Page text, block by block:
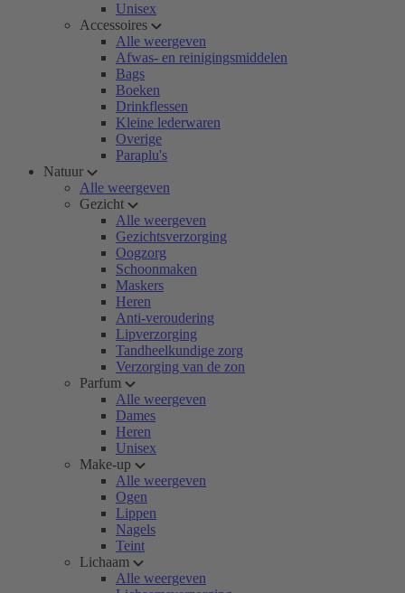
Unisex
Accessoires
Alle weergeven
Afwas- en reinigingsmiddelen
Bags
Boeken
Drinkflessen
Kleine lederwaren
Overige
Paraplu's
Natuur
Alle weergeven
Gezicht
Alle weergeven
Gezichtsverzorging
Oogzorg
Schoonmaken
Maskers
Heren
Anti-veroudering
Lipverzorging
Tandheelkundige zorg
Verzorging van de zon
Parfum
Alle weergeven
Dames
Heren
Unisex
Make-up
Alle weergeven
Ogen
Lippen
Nagels
Teint
Lichaam
Alle weergeven